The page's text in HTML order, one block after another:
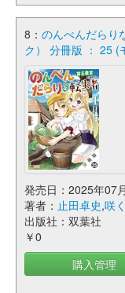
8： のんべんだらり
ク） 分冊版 ： 25 (
発売日：2025年07
著者： 止田卓史,咲
出版社：双葉社
￥0
購入管理